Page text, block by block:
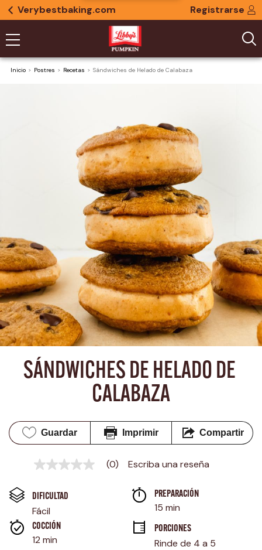
Verybestbaking.com Registrarse
Inicio Postres Recetas Sándwiches de Helado de Calabaza
SÁNDWICHES DE HELADO DE
CALABAZA
Guardar Imprimir Compartir
Sin
en
la
misma
página.
(0) Escriba una reseña
DIFICULTAD
Fácil
PREPARACIÓN
15 min
COCCIÓN
12 min
PORCIONES
Rinde de 4 a 5